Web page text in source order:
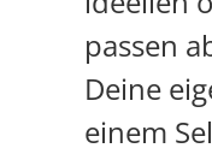
passen
Deine
einem